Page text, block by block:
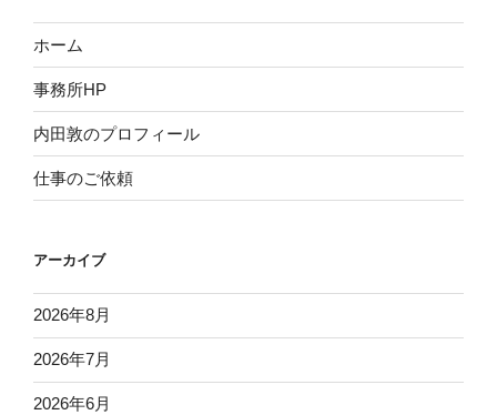
ホーム
事務所HP
内田敦のプロフィール
仕事のご依頼
アーカイブ
2026年8月
2026年7月
2026年6月